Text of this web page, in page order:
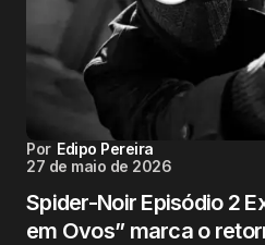
Por Edipo Pereira
27 de maio de 2026
Spider-Noir Episódio 2
em Ovos” marca o